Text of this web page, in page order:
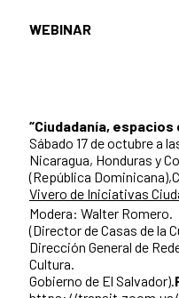
WEBINAR
“Ciudadanía,
Sábado 17 de octubre a
Nicaragua, Honduras y
(República
Vivero de Iniciativas
Modera: Walter Romero.
(Director de Casas de la
Dirección General de
Cultura.
Gobierno de El Salvador).